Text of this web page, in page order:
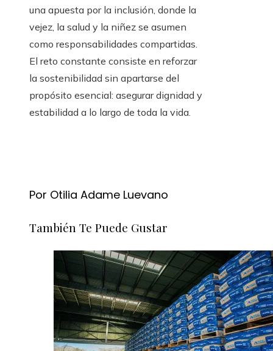
una apuesta por la inclusión, donde la
vejez, la salud y la niñez se asumen
como responsabilidades compartidas.
El reto constante consiste en reforzar
la sostenibilidad sin apartarse del
propósito esencial: asegurar dignidad y
estabilidad a lo largo de toda la vida.
Por Otilia Adame Luevano
También Te Puede Gustar